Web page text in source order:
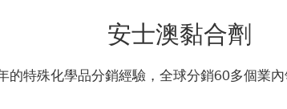
安士澳黏合劑
的特殊化學品分銷經驗，全球分銷60多個業